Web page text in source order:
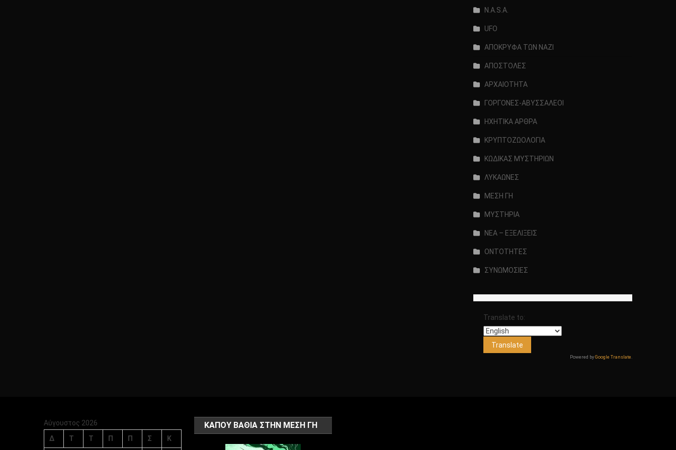
N.A.S.A.
UFO
ΑΠΟΚΡΥΦΑ ΤΩΝ ΝΑΖΙ
ΑΠΟΣΤΟΛΕΣ
ΑΡΧΑΙΟΤΗΤΑ
ΓΟΡΓΟΝΕΣ-ΑΒΥΣΣΑΛΕΟΙ
ΗΧΗΤΙΚΑ ΑΡΘΡΑ
ΚΡΥΠΤΟΖΩΟΛΟΓΙΑ
ΚΩΔΙΚΑΣ ΜΥΣΤΗΡΙΩΝ
ΛΥΚΑΩΝΕΣ
ΜΕΣΗ ΓΗ
ΜΥΣΤΗΡΙΑ
ΝΕΑ – ΕΞΕΛΙΞΕΙΣ
ΟΝΤΟΤΗΤΕΣ
ΣΥΝΩΜΟΣΙΕΣ
Translate to:
Powered by Google Translate .
Αύγουστος 2026
Δ
Τ Τ Π Π Σ Κ
ΚΑΠΟΥ ΒΑΘΙΑ ΣΤΗΝ ΜΕΣΗ ΓΗ